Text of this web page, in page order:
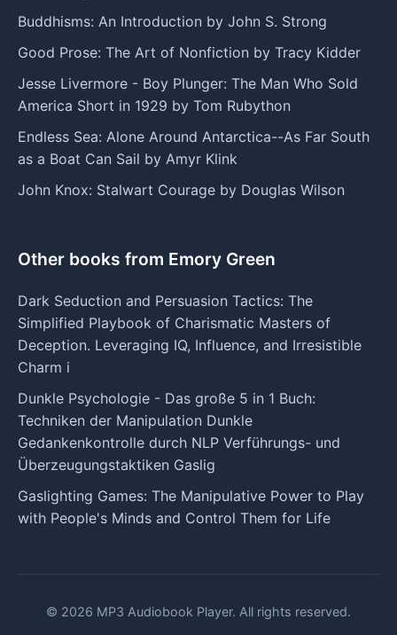
Buddhisms: An Introduction by John S. Strong
Good Prose: The Art of Nonfiction by Tracy Kidder
Jesse Livermore - Boy Plunger: The Man Who Sold
America Short in 1929 by Tom Rubython
Endless Sea: Alone Around Antarctica--As Far South
as a Boat Can Sail by Amyr Klink
John Knox: Stalwart Courage by Douglas Wilson
Other books from Emory Green
Dark Seduction and Persuasion Tactics: The
Simplified Playbook of Charismatic Masters of
Deception. Leveraging IQ, Influence, and Irresistible
Charm i
Dunkle Psychologie - Das große 5 in 1 Buch:
Techniken der Manipulation Dunkle
Gedankenkontrolle durch NLP Verführungs- und
Überzeugungstaktiken Gaslig
Gaslighting Games: The Manipulative Power to Play
with People's Minds and Control Them for Life
© 2026 MP3 Audiobook Player. All rights reserved.